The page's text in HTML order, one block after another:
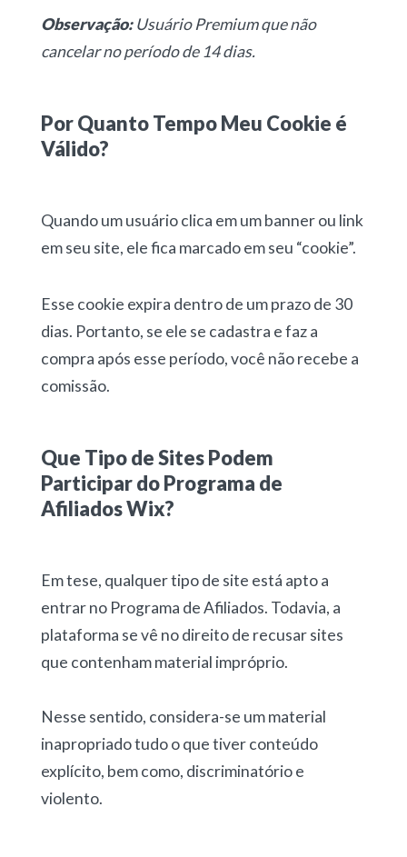
Observação:Usuário Premium que não
cancelar no período de 14 dias.
Por Quanto Tempo Meu Cookie é
Válido?
Quando um usuário clica em um banner ou link
em seu site, ele fica marcado em seu “cookie”.
Esse cookie expira dentro de um prazo de 30
dias. Portanto, se ele se cadastra e faz a
compra após esse período, você não recebe a
comissão.
Que Tipo de Sites Podem
Participar do Programa de
Afiliados Wix?
Em tese, qualquer tipo de site está apto a
entrar no Programa de Afiliados. Todavia, a
plataforma se vê no direito de recusar sites
que contenham material impróprio.
Nesse sentido, considera-se um material
inapropriado tudo o que tiver conteúdo
explícito, bem como, discriminatório e
violento.